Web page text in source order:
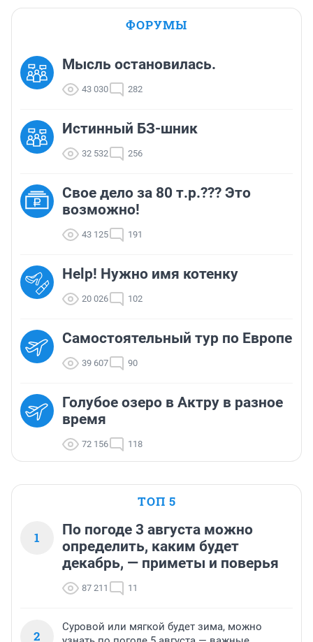
ФОРУМЫ
Мысль остановилась.
43 030 282
Истинный БЗ-шник
32 532 256
Свое дело за 80 т.р.??? Это
возможно!
43 125 191
Help! Нужно имя котенку
20 026 102
Самостоятельный тур по Европе
39 607 90
Голубое озеро в Актру в разное
время
72 156 118
ТОП 5
1
По погоде 3 августа можно
определить, каким будет
декабрь, — приметы и поверья
87 211 11
2
Суровой или мягкой будет зима, можно